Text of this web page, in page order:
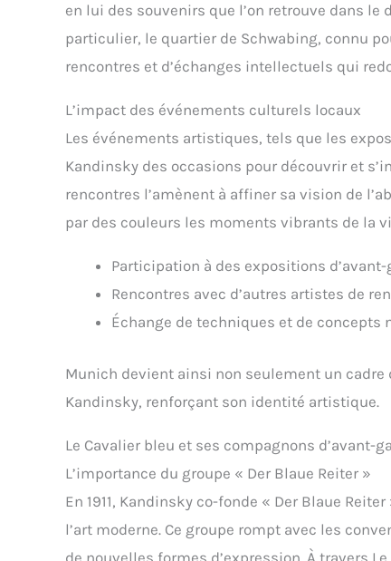
en lui des souvenirs que l’on retrouve dans
particulier, le quartier de Schwabing, connu
rencontres et d’échanges intellectuels qui
L’impact des événements culturels locaux
Les événements artistiques, tels que les
Kandinsky des occasions pour découvrir et
rencontres l’amènent à affiner sa vision de
par des couleurs les moments vibrants de la
Participation à des expositions d’avant-
Rencontres avec d’autres artistes de
Échange de techniques et de concepts
Munich devient ainsi non seulement un
Kandinsky, renforçant son identité artistique.
Le Cavalier bleu et ses compagnons d’avant-
L’importance du groupe « Der Blaue Reiter »
En 1911, Kandinsky co-fonde « Der Blaue
l’art moderne. Ce groupe rompt avec les
de nouvelles formes d’expression. À travers